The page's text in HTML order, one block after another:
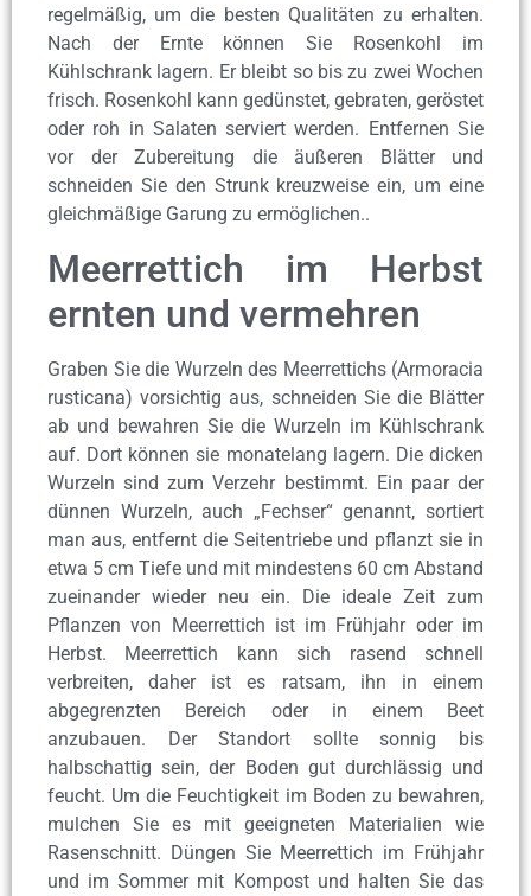
regelmäßig, um die besten Qualitäten zu erhalten.
Nach der Ernte können Sie Rosenkohl im
Kühlschrank lagern. Er bleibt so bis zu zwei Wochen
frisch. Rosenkohl kann gedünstet, gebraten, geröstet
oder roh in Salaten serviert werden. Entfernen Sie
vor der Zubereitung die äußeren Blätter und
schneiden Sie den Strunk kreuzweise ein, um eine
gleichmäßige Garung zu ermöglichen..
Meerrettich im Herbst
ernten und vermehren
Graben Sie die Wurzeln des Meerrettichs (Armoracia
rusticana) vorsichtig aus, schneiden Sie die Blätter
ab und bewahren Sie die Wurzeln im Kühlschrank
auf. Dort können sie monatelang lagern. Die dicken
Wurzeln sind zum Verzehr bestimmt. Ein paar der
dünnen Wurzeln, auch „Fechser“ genannt, sortiert
man aus, entfernt die Seitentriebe und pflanzt sie in
etwa 5 cm Tiefe und mit mindestens 60 cm Abstand
zueinander wieder neu ein. Die ideale Zeit zum
Pflanzen von Meerrettich ist im Frühjahr oder im
Herbst. Meerrettich kann sich rasend schnell
verbreiten, daher ist es ratsam, ihn in einem
abgegrenzten Bereich oder in einem Beet
anzubauen. Der Standort sollte sonnig bis
halbschattig sein, der Boden gut durchlässig und
feucht. Um die Feuchtigkeit im Boden zu bewahren,
mulchen Sie es mit geeigneten Materialien wie
Rasenschnitt. Düngen Sie Meerrettich im Frühjahr
und im Sommer mit Kompost und halten Sie das